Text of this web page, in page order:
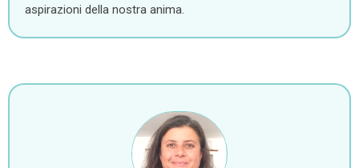
aspirazioni della nostra anima.